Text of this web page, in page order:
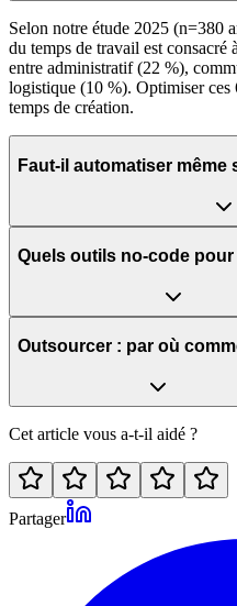
Selon notre étude 2025 (n=380
du temps de travail est
entre administratif (22 %),
logistique (10 %). Optimiser ces
temps de création.
Faut-il automatiser même
Quels outils no-code pour
Outsourcer : par où
Cet article vous a-t-il aidé ?
Partager